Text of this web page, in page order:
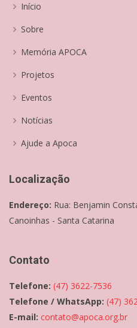
Início
Sobre
Memória APOCA
Projetos
Eventos
Notícias
Ajude a Apoca
Localização
Endereço: Rua: Benjamin
Canoinhas - Santa Catarina
Contato
Telefone: (47) 3622-7536
Telefone / WhatsApp: (47)
E-mail: contato@apoca.org.br